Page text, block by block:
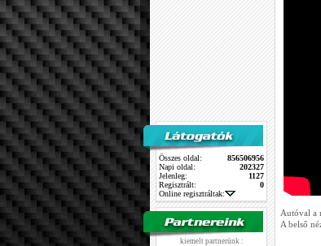
Összes oldal:
856506956
Napi oldal:
202327
Jelenleg:
1127
Regisztrált:
0
Online regisztráltak:
kiemelt partnerünk :
Autóval a
A belső